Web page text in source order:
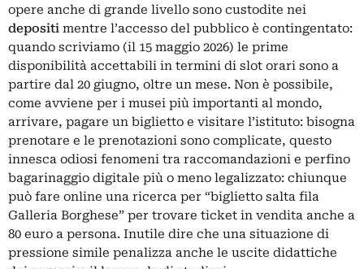
opere anche di grande livello sono custodite nei
depositi mentre l’accesso del pubblico è contingentato:
quando scriviamo (il 15 maggio 2026) le prime
disponibilità accettabili in termini di slot orari sono a
partire dal 20 giugno, oltre un mese. Non è possibile,
come avviene per i musei più importanti al mondo,
arrivare, pagare un biglietto e visitare l’istituto: bisogna
prenotare e le prenotazioni sono complicate, questo
innesca odiosi fenomeni tra raccomandazioni e perfino
bagarinaggio digitale più o meno legalizzato: chiunque
può fare online una ricerca per “biglietto salta fila
Galleria Borghese” per trovare ticket in vendita anche a
80 euro a persona. Inutile dire che una situazione di
pressione simile penalizza anche le uscite didattiche